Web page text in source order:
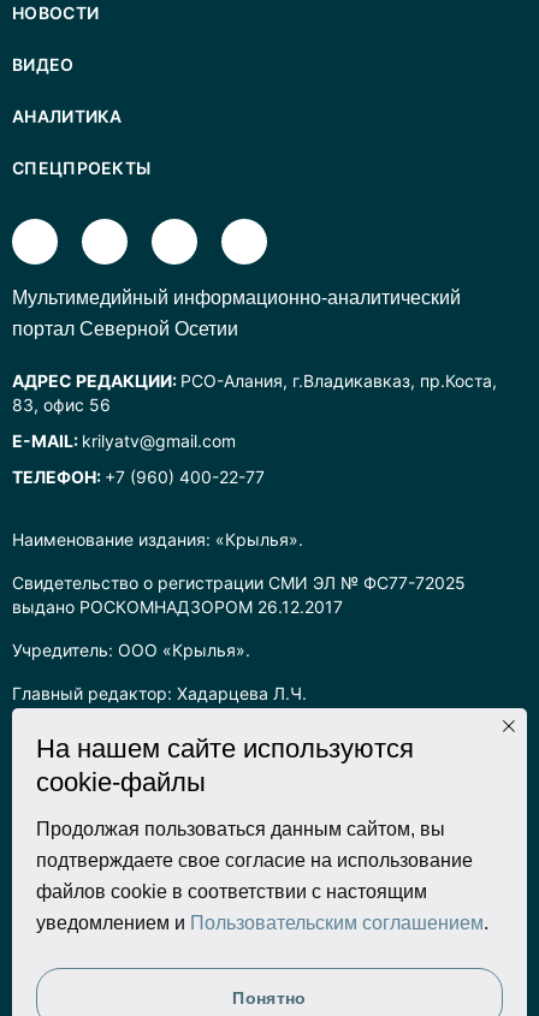
Наименование издания: «Крылья».
Свидетельство о регистрации СМИ ЭЛ № ФС77-72025
выдано РОСКОМНАДЗОРОМ 26.12.2017
Учредитель: ООО «Крылья».
Главный редактор: Хадарцева Л.Ч.
Информация на сайте предназначена для лиц старше 16 лет.
Все права на любые материалы, опубликованные на сайте,
защищены в соответствии с российским законодательством
об интеллектуальной собственности. Любое использование
текстовых, фото, аудио и видеоматериалов возможно только
с согласия правообладателя (ООО «Крылья») и при строгом
наличии ссылки на ресурс. Для сетевых ресурсов –
гиперссылка.
Разработка сайта
НОВОСТИ
ВИДЕО
АНАЛИТИКА
СПЕЦПРОЕКТЫ
Mультимедийный информационно-аналитический
портал Северной Осетии
АДРЕС РЕДАКЦИИ: РСО-Алания, г.Владикавказ, пр.Коста,
83, офис 56
E-MAIL: krilyatv@gmail.com
ТЕЛЕФОН: +7 (960) 400-22-77
На нашем сайте используются
cookie-файлы
Продолжая пользоваться данным сайтом, вы
подтверждаете свое согласие на использование
файлов cookie в соответствии с настоящим
уведомлением и Пользовательским соглашением.
Понятно